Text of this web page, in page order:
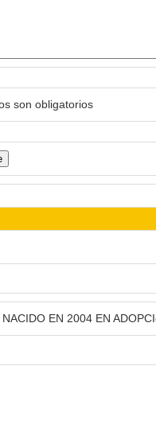
son obligatorios
EN 2004 EN